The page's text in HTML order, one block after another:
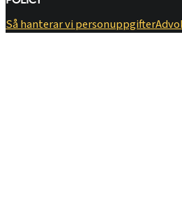
POLICY